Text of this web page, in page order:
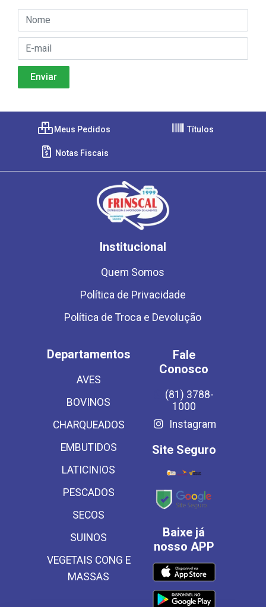
Meus Pedidos Títulos
Notas Fiscais
Institucional
Quem Somos
Política de Privacidade
Política de Troca e Devolução
Departamentos
AVES
BOVINOS
CHARQUEADOS
EMBUTIDOS
LATICINIOS
PESCADOS
SECOS
SUINOS
VEGETAIS CONG E
MASSAS
Fale
Conosco
(81) 3788-
1000
Instagram
Site Seguro
Baixe já
nosso APP